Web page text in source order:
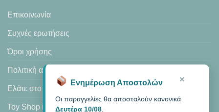
Επικοινωνία
Συχνές ερωτήσεις
Όροι χρήσης
Πολιτική απορρήτου
Ελάτε στο κατάστημά μας
Toy Shop in Heraklion
×
Ενημέρωση Αποστολών
Οι παραγγελίες θα αποσταλούν κανονικά
Δευτέρα 10/08